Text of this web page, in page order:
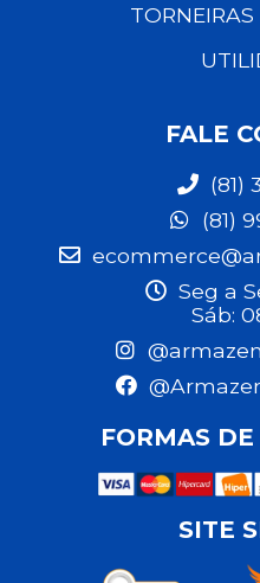
TORNEIRAS
FALE
(81)
(81)
Seg a
Sáb:
FORMAS
SITE